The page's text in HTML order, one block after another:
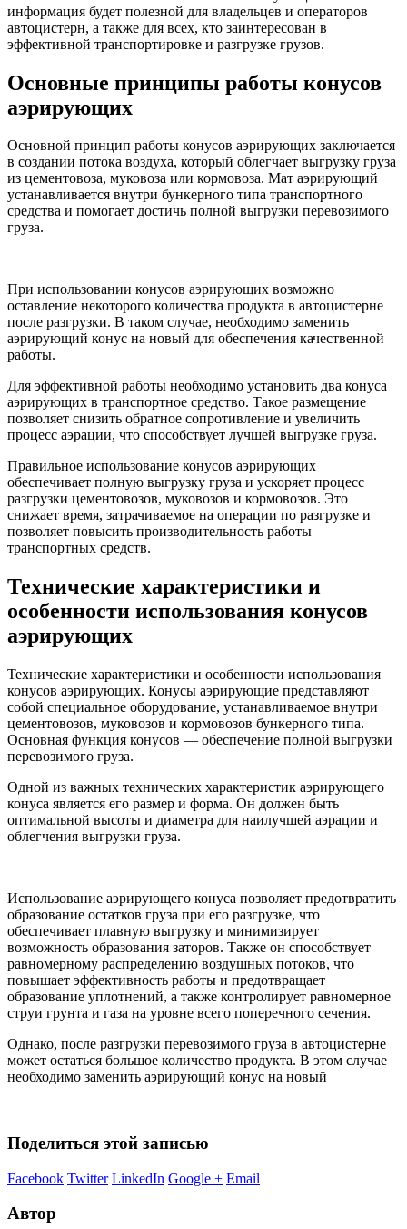
информация будет полезной для владельцев и операторов
автоцистерн, а также для всех, кто заинтересован в
эффективной транспортировке и разгрузке грузов.
Основные принципы работы конусов
аэрирующих
Основной принцип работы конусов аэрирующих заключается
в создании потока воздуха, который облегчает выгрузку груза
из цементовоза, муковоза или кормовоза. Мат аэрирующий
устанавливается внутри бункерного типа транспортного
средства и помогает достичь полной выгрузки перевозимого
груза.
При использовании конусов аэрирующих возможно
оставление некоторого количества продукта в автоцистерне
после разгрузки. В таком случае, необходимо заменить
аэрирующий конус на новый для обеспечения качественной
работы.
Для эффективной работы необходимо установить два конуса
аэрирующих в транспортное средство. Такое размещение
позволяет снизить обратное сопротивление и увеличить
процесс аэрации, что способствует лучшей выгрузке груза.
Правильное использование конусов аэрирующих
обеспечивает полную выгрузку груза и ускоряет процесс
разгрузки цементовозов, муковозов и кормовозов. Это
снижает время, затрачиваемое на операции по разгрузке и
позволяет повысить производительность работы
транспортных средств.
Технические характеристики и
особенности использования конусов
аэрирующих
Технические характеристики и особенности использования
конусов аэрирующих. Конусы аэрирующие представляют
собой специальное оборудование, устанавливаемое внутри
цементовозов, муковозов и кормовозов бункерного типа.
Основная функция конусов — обеспечение полной выгрузки
перевозимого груза.
Одной из важных технических характеристик аэрирующего
конуса является его размер и форма. Он должен быть
оптимальной высоты и диаметра для наилучшей аэрации и
облегчения выгрузки груза.
Использование аэрирующего конуса позволяет предотвратить
образование остатков груза при его разгрузке, что
обеспечивает плавную выгрузку и минимизирует
возможность образования заторов. Также он способствует
равномерному распределению воздушных потоков, что
повышает эффективность работы и предотвращает
образование уплотнений, а также контролирует равномерное
струи грунта и газа на уровне всего поперечного сечения.
Однако, после разгрузки перевозимого груза в автоцистерне
может остаться большое количество продукта. В этом случае
необходимо заменить аэрирующий конус на новый
Поделиться этой записью
Facebook Twitter LinkedIn Google + Email
Автор